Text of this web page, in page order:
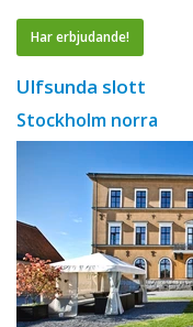
Har erbjudande!
Ulfsunda slott
Stockholm norra